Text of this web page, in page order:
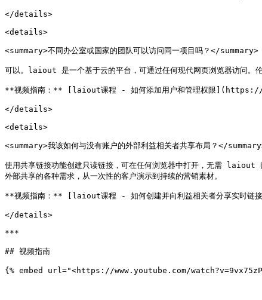
</details>
<details>
<summary>不同办公室或国家的团队可以访问同一项目吗？</summary>
可以。laiout 是一个基于云的平台，可通过任何现代网页浏览器访问。伦
**视频指南：** [laiout课程 - 如何添加用户和管理权限](https://
</details>
<details>
<summary>我该如何与没有账户的外部利益相关者共享布局？</
使用共享链接功能创建只读链接，可在任何浏览器中打开，无需
外部共享的各种需求，从一次性的客户演示到持续的营销素材。
**视频指南：** [laiout课程 - 如何创建并向利益相关者分享实时
</details>
***
## 视频指南